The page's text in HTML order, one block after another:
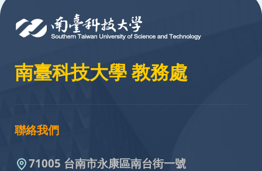
南臺科技大學 教務處
聯絡我們
71005 台南市永康區南台街一號